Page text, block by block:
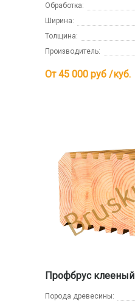
Обработка:
Ширина:
Толщина:
Производитель:
От 45 000 руб /куб.
Профбрус
Порода древесины: